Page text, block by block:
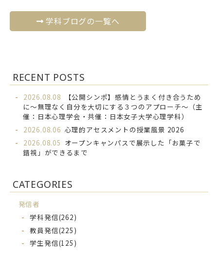
学科ブログの一覧へ
RECENT POSTS
2026.08.08
【公開シンポ】感情とうまく付き合うため
に～無理なく自分を大切にする３つのアプローチ～（主
催：日本心理学会・共催：日本女子大学心理学科）
2026.08.06 心理的アセスメントの授業風景 2026
2026.08.05 オープンキャンパスで展示した「お菓子で
錯視」ができるまで
CATEGORIES
発信者
学科発信(262)
教員発信(225)
学生発信(125)